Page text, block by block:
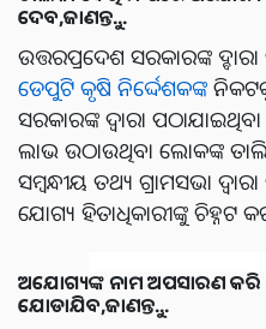
ଦେବ,ଜାଣନ୍ତୁ...
ଉତ୍ତରପ୍ରଦେଶ ସରକାରଙ୍କ
ଡେପୁଟି କୃଷି ନିର୍ଦ୍ଦେଶକଙ୍କ
ସରକାରଙ୍କ ଦ୍ୱାରା
ଲାଭ ଉଠାଉଥିବା ଲୋକଙ୍କ
ସମ୍ବନ୍ଧୀୟ ତଥ୍ୟ ଗ୍ରାମସଭା
ଯୋଗ୍ୟ ହିତାଧିକାରୀଙ୍କୁ ଚିହ୍ନଟ
ଅଯୋଗ୍ୟଙ୍କ ନାମ ଅପସାରଣ କରି
ଯୋଡାଯିବ,ଜାଣନ୍ତୁ...